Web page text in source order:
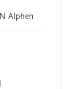
Alphen